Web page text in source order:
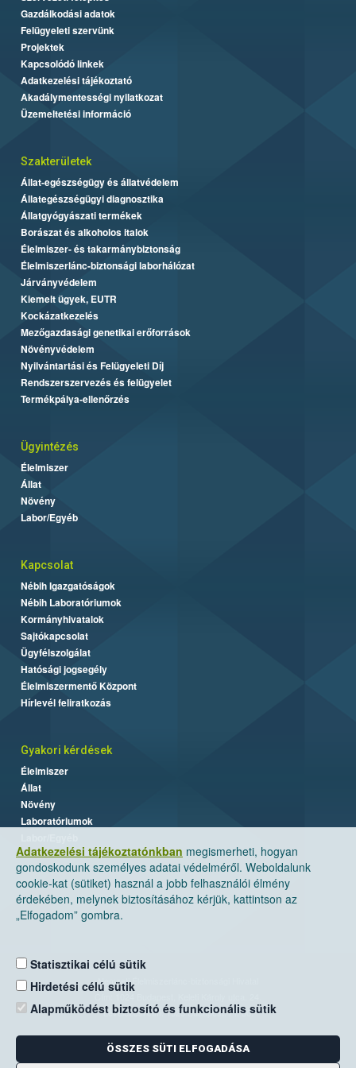
Adatkezelési tájékoztatónkban megismerheti, hogyan
gondoskodunk személyes adatai védelméről. Weboldalunk
cookie-kat (sütiket) használ a jobb felhasználói élmény
érdekében, melynek biztosításához kérjük, kattintson az
„Elfogadom” gombra.
Statisztikai célú sütik
Hirdetési célú sütik
Alapműködést biztosító és funkcionális sütik
ÖSSZES SÜTI ELFOGADÁSA
Gazdálkodási adatok
Felügyeleti szervünk
Projektek
Kapcsolódó linkek
Adatkezelési tájékoztató
Akadálymentességi nyilatkozat
Üzemeltetési információ
Szakterületek
Állat-egészségügy és állatvédelem
Állategészségügyi diagnosztika
Állatgyógyászati termékek
Borászat és alkoholos italok
Élelmiszer- és takarmánybiztonság
Élelmiszerlánc-biztonsági laborhálózat
Járványvédelem
Kiemelt ügyek, EUTR
Kockázatkezelés
Mezőgazdasági genetikai erőforrások
Növényvédelem
Nyilvántartási és Felügyeleti Díj
Rendszerszervezés és felügyelet
Termékpálya-ellenőrzés
Ügyintézés
Élelmiszer
Állat
Növény
Labor/Egyéb
Kapcsolat
Nébih Igazgatóságok
Nébih Laboratóriumok
Kormányhivatalok
Sajtókapcsolat
Ügyfélszolgálat
Hatósági jogsegély
Élelmiszermentő Központ
Hírlevél feliratkozás
Gyakori kérdések
Élelmiszer
Állat
Növény
Laboratóriumok
Nemzeti Élelmiszerlánc-biztonsági Hivatal
Levelezési cím: 1525 Budapest. Pf. 30.
E-mail:ugyfelszolgalat@nebih.gov.hu